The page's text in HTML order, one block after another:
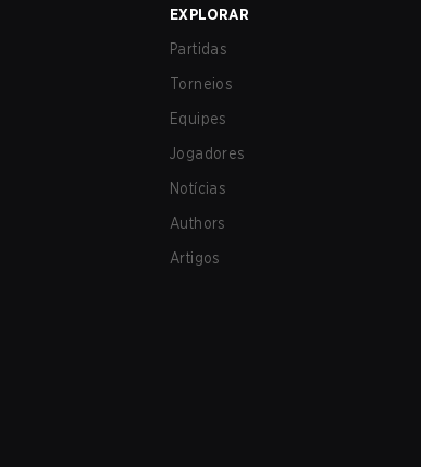
EXPLORAR
Partidas
Torneios
Equipes
Jogadores
Notícias
Authors
Artigos